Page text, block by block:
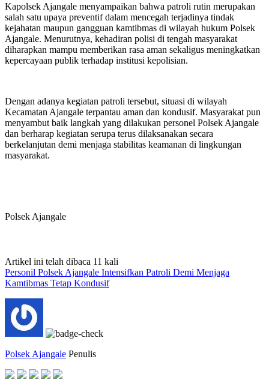
Kapolsek Ajangale menyampaikan bahwa patroli rutin merupakan
salah satu upaya preventif dalam mencegah terjadinya tindak
kejahatan maupun gangguan kamtibmas di wilayah hukum Polsek
Ajangale. Menurutnya, kehadiran polisi di tengah masyarakat
diharapkan mampu memberikan rasa aman sekaligus meningkatkan
kepercayaan publik terhadap institusi kepolisian.
Dengan adanya kegiatan patroli tersebut, situasi di wilayah
Kecamatan Ajangale terpantau aman dan kondusif. Masyarakat pun
menyambut baik langkah yang dilakukan personel Polsek Ajangale
dan berharap kegiatan serupa terus dilaksanakan secara
berkelanjutan demi menjaga stabilitas keamanan di lingkungan
masyarakat.
Polsek Ajangale
Artikel ini telah dibaca 11 kali
Personil Polsek Ajangale Intensifkan Patroli Demi Menjaga
Kamtibmas Tetap Kondusif
Polsek Ajangale Penulis